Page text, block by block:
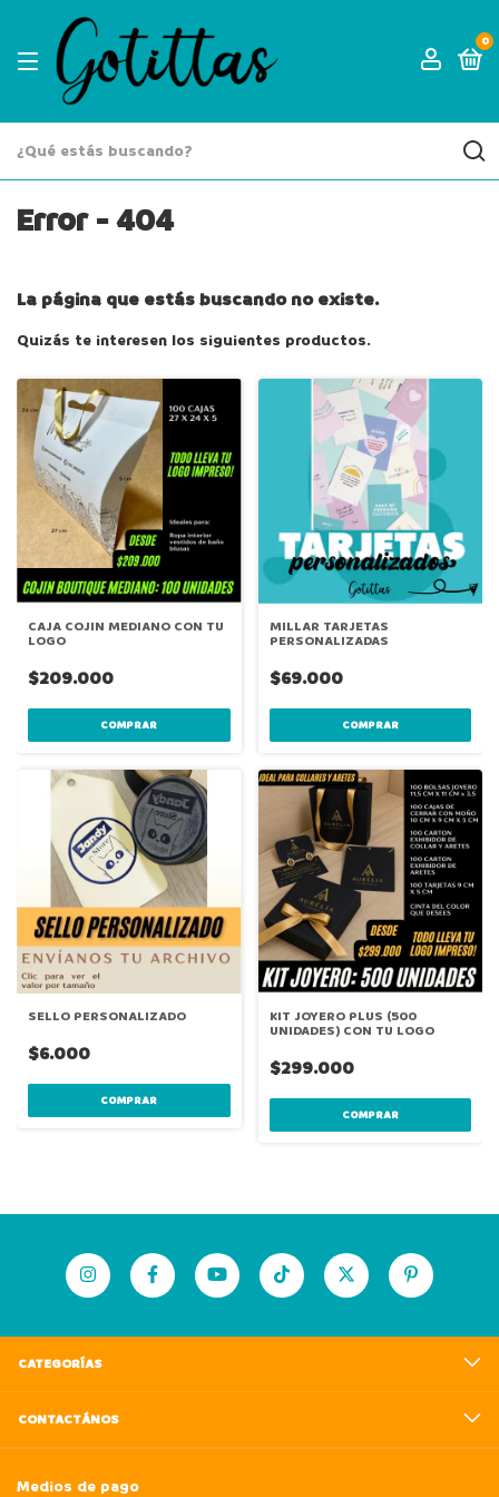
0
Error - 404
La página que estás buscando no existe.
Quizás te interesen los siguientes productos.
CAJA COJIN MEDIANO CON TU
LOGO
$209.000
COMPRAR
MILLAR TARJETAS
PERSONALIZADAS
$69.000
COMPRAR
SELLO PERSONALIZADO
$6.000
COMPRAR
KIT JOYERO PLUS (500
UNIDADES) CON TU LOGO
$299.000
COMPRAR
CATEGORÍAS
CONTACTÁNOS
Medios de pago